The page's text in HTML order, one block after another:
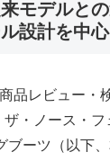
モデルと
設計を中心
品レビュー・
・ノース・フ
ブーツ（以下